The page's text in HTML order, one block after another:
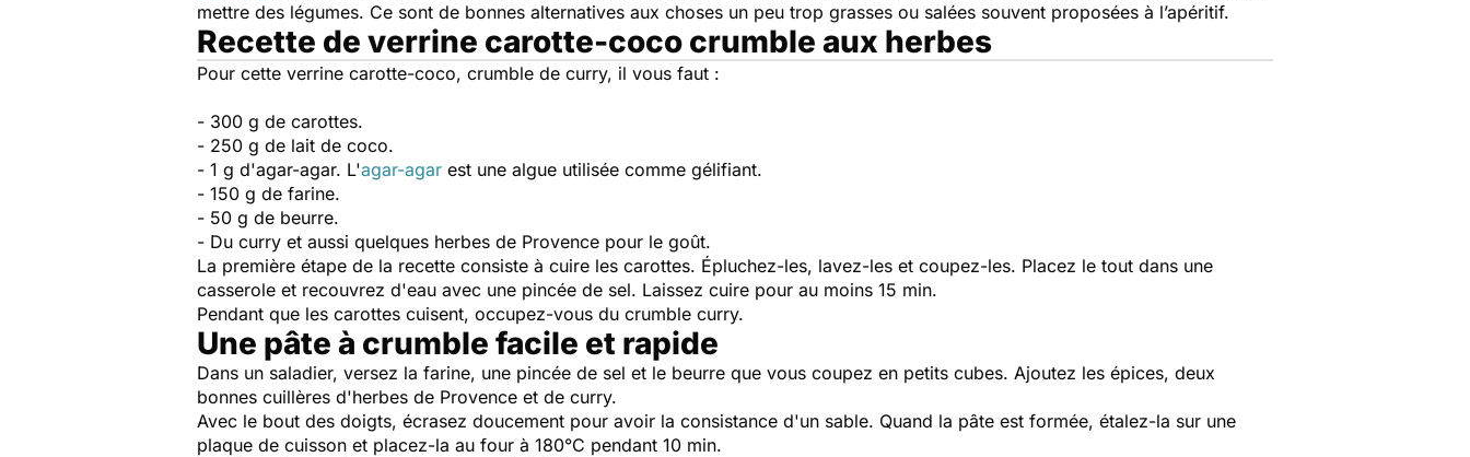
mettre des légumes. Ce sont de bonnes alternatives aux choses un peu trop grasses ou salées souvent proposées à l’apéritif.
Recette de verrine carotte-coco crumble aux herbes
Pour cette verrine carotte-coco, crumble de curry, il vous faut :
- 300 g de carottes.
- 250 g de lait de coco.
- 1 g d'agar-agar. L'agar-agar est une algue utilisée comme gélifiant.
- 150 g de farine.
- 50 g de beurre.
- Du curry et aussi quelques herbes de Provence pour le goût.
La première étape de la recette consiste à cuire les carottes. Épluchez-les, lavez-les et coupez-les. Placez le tout dans une
casserole et recouvrez d'eau avec une pincée de sel. Laissez cuire pour au moins 15 min.
Pendant que les carottes cuisent, occupez-vous du crumble curry.
Une pâte à crumble facile et rapide
Dans un saladier, versez la farine, une pincée de sel et le beurre que vous coupez en petits cubes. Ajoutez les épices, deux
bonnes cuillères d'herbes de Provence et de curry.
Avec le bout des doigts, écrasez doucement pour avoir la consistance d'un sable. Quand la pâte est formée, étalez-la sur une
plaque de cuisson et placez-la au four à 180°C pendant 10 min.